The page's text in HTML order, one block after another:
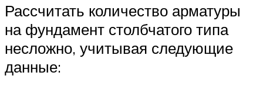
Рассчитать количество арматуры
на фундамент столбчатого типа
несложно, учитывая следующие
данные: